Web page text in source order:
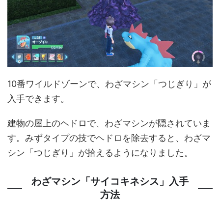
10番ワイルドゾーンで、わざマシン「つじぎり」が
入手できます。
建物の屋上のヘドロで、わざマシンが隠されていま
す。みずタイプの技でヘドロを除去すると、わざマ
シン「つじぎり」が拾えるようになりました。
わざマシン「サイコキネシス」入手
方法